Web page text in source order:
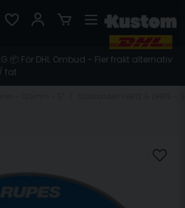
📦 För DHL Ombud - Fler frakt alternativ
fat